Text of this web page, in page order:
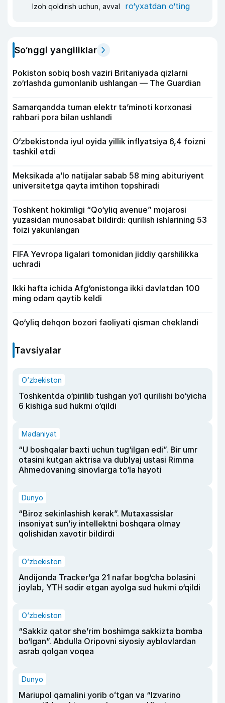
Izoh qoldirish uchun, avval ro‘yxatdan o‘ting
So‘nggi yangiliklar
Pokiston sobiq bosh vaziri Britaniyada qizlarni
zo‘rlashda gumonlanib ushlangan — The Guardian
Samarqandda tuman elektr ta’minoti korxonasi
rahbari pora bilan ushlandi
O‘zbekistonda iyul oyida yillik inflyatsiya 6,4 foizni
tashkil etdi
Meksikada a’lo natijalar sabab 58 ming abituriyent
universitetga qayta imtihon topshiradi
Toshkent hokimligi “Qo‘yliq avenue” mojarosi
yuzasidan munosabat bildirdi: qurilish ishlarining 53
foizi yakunlangan
FIFA Yevropa ligalari tomonidan jiddiy qarshilikka
uchradi
Ikki hafta ichida Afg‘onistonga ikki davlatdan 100
ming odam qaytib keldi
Qo‘yliq dehqon bozori faoliyati qisman cheklandi
Tavsiyalar
O‘zbekiston
Toshkentda o‘pirilib tushgan yo‘l qurilishi bo‘yicha
6 kishiga sud hukmi o‘qildi
Madaniyat
“U boshqalar baxti uchun tug‘ilgan edi”. Bir umr
otasini kutgan aktrisa va dublyaj ustasi Rimma
Ahmedovaning sinovlarga to‘la hayoti
Dunyo
“Biroz sekinlashish kerak”. Mutaxassislar
insoniyat sun’iy intellektni boshqara olmay
qolishidan xavotir bildirdi
O‘zbekiston
Andijonda Tracker’ga 21 nafar bog‘cha bolasini
joylab, YTH sodir etgan ayolga sud hukmi o‘qildi
O‘zbekiston
“Sakkiz qator she’rim boshimga sakkizta bomba
bo‘lgan”. Abdulla Oripovni siyosiy ayblovlardan
asrab qolgan voqea
Dunyo
Mariupol qamalini yorib oʻtgan va “Izvarino